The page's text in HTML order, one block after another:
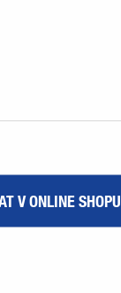
V ONLINE SHOPU